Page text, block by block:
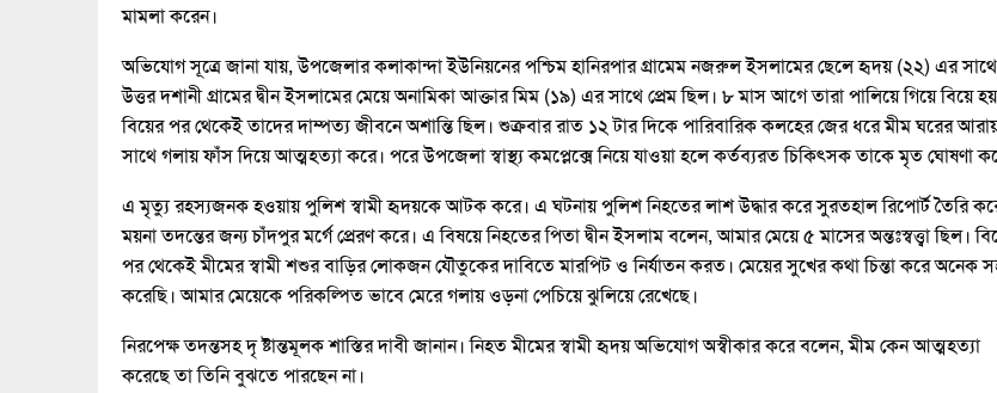
মামলা করেন।
অভিযোগ সূত্রে জানা যায়, উপজেলার কলাকান্দা ইউনিয়নের পশ্চিম হানিরপার গ্রামেম নজরুল ইসলামের ছেলে হৃদয় (২২) এর সাথে
উত্তর দশানী গ্রামের দ্বীন ইসলামের মেয়ে অনামিকা আক্তার মিম (১৯) এর সাথে প্রেম ছিল। ৮ মাস আগে তারা পালিয়ে গিয়ে বিয়ে
বিয়ের পর থেকেই তাদের দাম্পত্য জীবনে অশান্তি ছিল। শুক্রবার রাত ১২ টার দিকে পারিবারিক কলহের জের ধরে মীম ঘরের
সাথে গলায় ফাঁস দিয়ে আত্মহত্যা করে। পরে উপজেলা স্বাস্থ্য কমপ্লেক্সে নিয়ে যাওয়া হলে কর্তব্যরত চিকিৎসক তাকে মৃত ঘোষণা
এ মৃত্যু রহস্যজনক হওয়ায় পুলিশ স্বামী হৃদয়কে আটক করে। এ ঘটনায় পুলিশ নিহতের লাশ উদ্ধার করে সুরতহাল রিপোর্ট তৈরি
ময়না তদন্তের জন্য চাঁদপুর মর্গে প্রেরণ করে। এ বিষয়ে নিহতের পিতা দ্বীন ইসলাম বলেন, আমার মেয়ে ৫ মাসের অন্তঃস্বত্ত্বা ছিল।
পর থেকেই মীমের স্বামী শশুর বাড়ির লোকজন যৌতুকের দাবিতে মারপিট ও নির্যাতন করত। মেয়ের সুখের কথা চিন্তা করে অনেক
করেছি। আমার মেয়েকে পরিকল্পিত ভাবে মেরে গলায় ওড়না পেচিয়ে ঝুলিয়ে রেখেছে।
নিরপেক্ষ তদন্তসহ দৃ ষ্টান্তমূলক শাস্তির দাবী জানান। নিহত মীমের স্বামী হৃদয় অভিযোগ অস্বীকার করে বলেন, মীম কেন আত্মহত্যা
করেছে তা তিনি বুঝতে পারছেন না।